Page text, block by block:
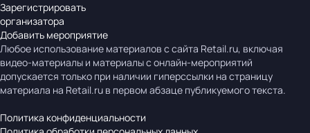
Зарегистрировать
организатора
Добавить мероприятие
Любое использование материалов с сайта Retail.ru, включая
видео-материалы и материалы с онлайн-мероприятий
допускается только при наличии гиперссылки на страницу
материала на Retail.ru в первом абзаце публикуемого текста.
Политика конфиденциальности